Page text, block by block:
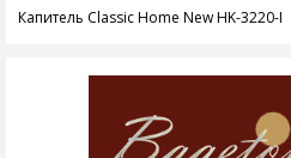
Капитель Classic Home New HK-3220-I